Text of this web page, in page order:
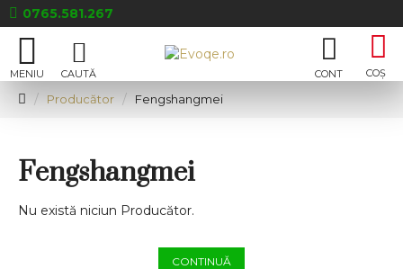
0765.581.267
Producător Fengshangmei
Fengshangmei
Nu există niciun Producător.
CONTINUĂ